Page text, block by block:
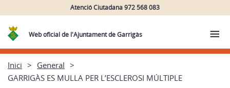
Atenció Ciutadana 972 568 083
Web oficial de l'Ajuntament de Garrigàs
Inici
General
GARRIGÀS ES MULLA PER L’ESCLEROSI MÚLTIPLE